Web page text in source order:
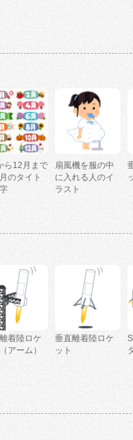
ら12月まで
のタイト
扇風機を服の中
に入れる人のイ
ラスト
着陸ロケ
アーム）
垂直離着陸ロケ
ット